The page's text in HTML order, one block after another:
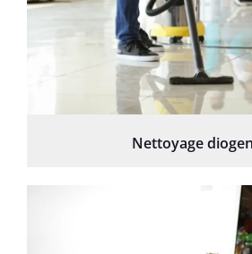
Nettoyage